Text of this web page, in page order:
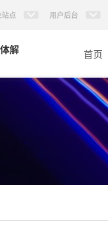
点 用户后台
解
首页